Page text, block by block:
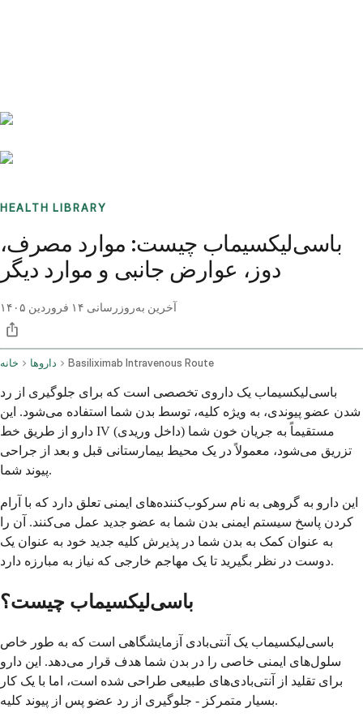
HEALTH LIBRARY
باسی‌لیکسیماب چیست: موارد مصرف،
دوز، عوارض جانبی و موارد دیگر
آخرین به‌روزرسانی ۱۴ فروردین ۱۴۰۵
خانه داروها Basiliximab Intravenous Route
باسی‌لیکسیماب یک داروی تخصصی است که برای جلوگیری از رد
شدن عضو پیوندی، به ویژه کلیه، توسط بدن شما استفاده می‌شود. این
دارو از طریق خط IV (داخل وریدی) مستقیماً به جریان خون شما
تزریق می‌شود، معمولاً در یک محیط بیمارستانی قبل و بعد از جراحی
پیوند شما.
این دارو به گروهی به نام سرکوب‌کننده‌های ایمنی تعلق دارد که با آرام
کردن پاسخ سیستم ایمنی بدن شما به عضو جدید عمل می‌کنند. آن را
به عنوان کمک به بدن شما در پذیرش کلیه جدید خود به عنوان یک
دوست در نظر بگیرید تا یک مهاجم خارجی که نیاز به مبارزه دارد.
باسی‌لیکسیماب چیست؟
باسی‌لیکسیماب یک آنتی‌بادی آزمایشگاهی است که به طور خاص
سلول‌های ایمنی خاصی را در بدن شما هدف قرار می‌دهد. این دارو
برای تقلید از آنتی‌بادی‌های طبیعی طراحی شده است، اما با یک کار
بسیار متمرکز - جلوگیری از رد عضو پس از پیوند کلیه.